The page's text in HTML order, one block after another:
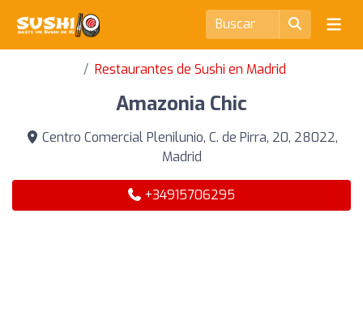
Restaurantes de Sushi en Madrid
Amazonia Chic
Centro Comercial Plenilunio, C. de Pirra, 20, 28022,
Madrid
+34915706295